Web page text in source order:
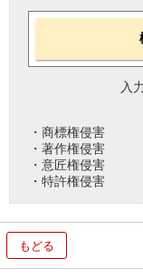
入
・商標権侵害
・著作権侵害
・意匠権侵害
・特許権侵害
もどる